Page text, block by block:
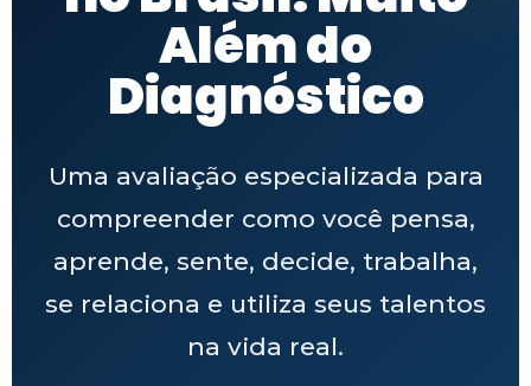
Além do
Diagnóstico
Uma avaliação especializada para
compreender como você pensa,
aprende, sente, decide, trabalha,
se relaciona e utiliza seus talentos
na vida real.